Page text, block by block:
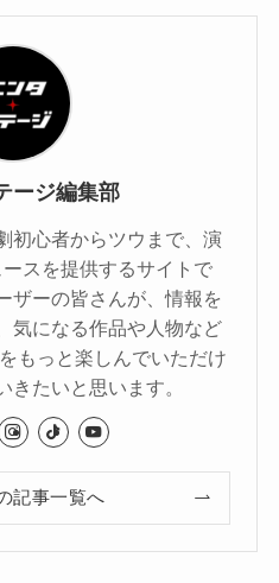
ージ編集部
初心者からツウまで、演
スを提供するサイトで
ザーの皆さんが、情報を
気になる作品や人物など
もっと楽しんでいただけ
きたいと思います。
記事一覧へ